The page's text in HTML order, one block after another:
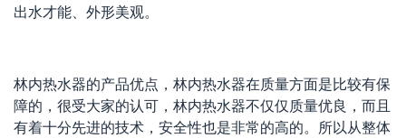
出水才能、外形美观。
林内热水器的产品优点，林内热水器在质量方面是比较有保
障的，很受大家的认可，林内热水器不仅仅质量优良，而且
有着十分先进的技术，安全性也是非常的高的。所以从整体